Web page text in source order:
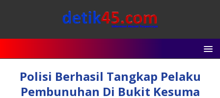
Polisi Berhasil Tangkap Pelaku
Pembunuhan Di Bukit Kesuma